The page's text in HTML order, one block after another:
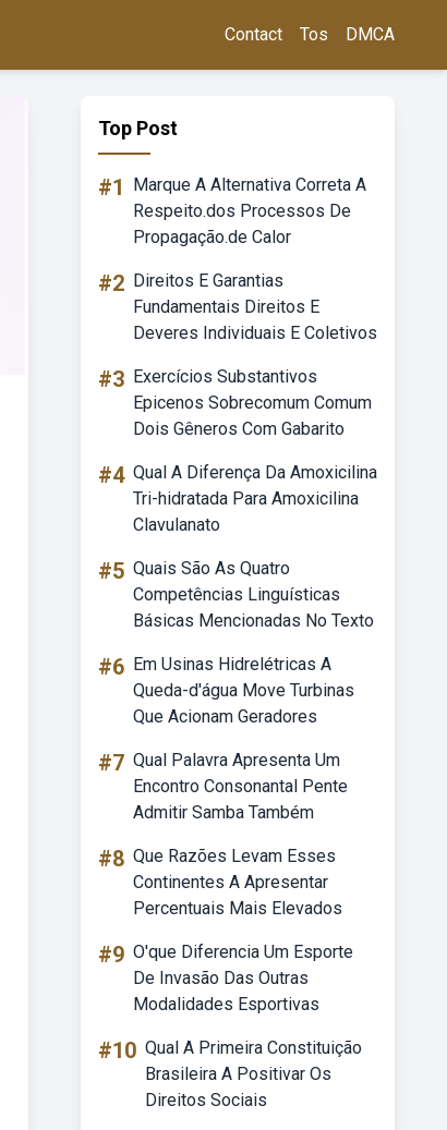
Contact Tos DMCA
Top Post
#1
Marque A Alternativa Correta A
Respeito.dos Processos De
Propagação.de Calor
#2 Direitos E Garantias
Fundamentais Direitos E
Deveres Individuais E Coletivos
#3 Exercícios Substantivos
Epicenos Sobrecomum Comum
Dois Gêneros Com Gabarito
#4 Qual A Diferença Da Amoxicilina
Tri-hidratada Para Amoxicilina
Clavulanato
#5 Quais São As Quatro
Competências Linguísticas
Básicas Mencionadas No Texto
#6 Em Usinas Hidrelétricas A
Queda-d'água Move Turbinas
Que Acionam Geradores
#7 Qual Palavra Apresenta Um
Encontro Consonantal Pente
Admitir Samba Também
#8 Que Razões Levam Esses
Continentes A Apresentar
Percentuais Mais Elevados
#9 O'que Diferencia Um Esporte
De Invasão Das Outras
Modalidades Esportivas
#10 Qual A Primeira Constituição
Brasileira A Positivar Os
Direitos Sociais